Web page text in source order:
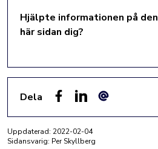
Hjälpte informationen på den
här sidan dig?
Dela
Uppdaterad: 2022-02-04
Sidansvarig: Per Skyllberg